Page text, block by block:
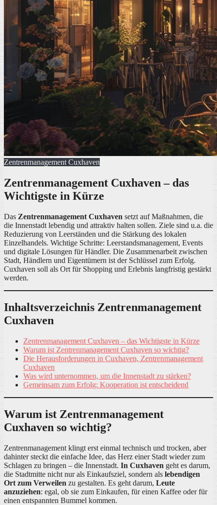
Zentrenmanagement Cuxhaven
Zentrenmanagement Cuxhaven – das
Wichtigste in Kürze
Das Zentrenmanagement Cuxhaven setzt auf Maßnahmen, die
die Innenstadt lebendig und attraktiv halten sollen. Ziele sind u.a. die
Reduzierung von Leerständen und die Stärkung des lokalen
Einzelhandels. Wichtige Schritte: Leerstandsmanagement, Events
und digitale Lösungen für Händler. Die Zusammenarbeit zwischen
Stadt, Händlern und Eigentümern ist der Schlüssel zum Erfolg.
Cuxhaven soll als Ort für Shopping und Erlebnis langfristig gestärkt
werden.
Inhaltsverzeichnis Zentrenmanagement
Cuxhaven
Zentrenmanagement Cuxhaven – das Wichtigste in Kürze
Warum ist Zentrenmanagement Cuxhaven so wichtig?
Die Herausforderungen in Cuxhaven, Zentrenmanagement
Cuxhaven
Was wird unternommen, um die Innenstadt zu stärken?
Gemeinsam zum Erfolg: Kooperation ist entscheidend
Warum ist Zentrenmanagement
Cuxhaven so wichtig?
Zentrenmanagement klingt erst einmal technisch und trocken, aber
dahinter steckt die einfache Idee, das Herz einer Stadt wieder zum
Schlagen zu bringen – die Innenstadt. In Cuxhaven geht es darum,
die Stadtmitte nicht nur als Einkaufsziel, sondern als lebendigen
Ort zum Verweilen zu gestalten. Es geht darum, Leute
anzuziehen: egal, ob sie zum Einkaufen, für einen Kaffee oder für
einen entspannten Bummel kommen.